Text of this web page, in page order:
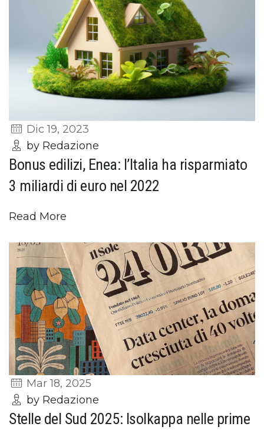
Dic 19, 2023
by Redazione
Bonus edilizi, Enea: l’Italia ha risparmiato
3 miliardi di euro nel 2022
Read More
Mar 18, 2025
by Redazione
Stelle del Sud 2025: Isolkappa nelle prime